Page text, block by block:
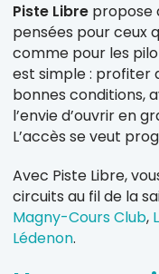
Piste Libre propose
pensées pour ceux
comme pour les
est simple : profiter
bonnes conditions,
l’envie d’ouvrir en
L’accès se veut
Avec Piste Libre,
circuits au fil de la
Magny-Cours Club,
Lédenon.